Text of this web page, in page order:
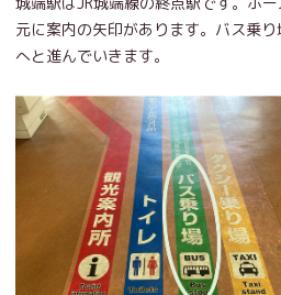
元に案内の矢印があります。バス乗
へと進んでいきます。